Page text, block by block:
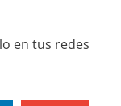
en tus redes